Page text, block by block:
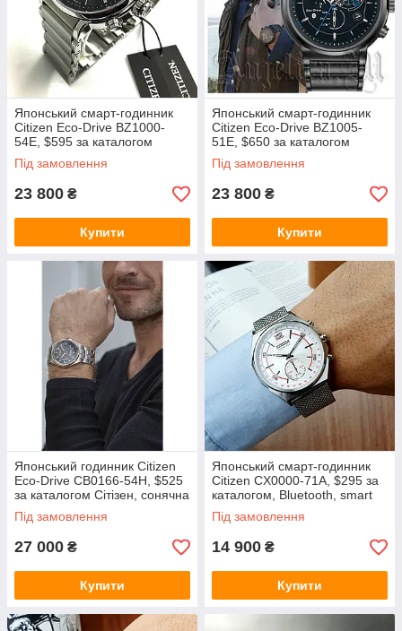
Японський смарт-годинник
Citizen Eco-Drive BZ1000-
54E, $595 за каталогом
Сітізен, сонячна батарея,
Bluetooth
Під замовлення
23 800 ₴
Купити
Японський смарт-годинник
Citizen Eco-Drive BZ1005-
51E, $650 за каталогом
Сітізен, сонячна батарея,
Bluetooth
Під замовлення
23 800 ₴
Купити
Японський годинник Citizen
Eco-Drive CB0166-54H, $525
за каталогом Сітізен, сонячна
батарея, радіосинхронізація
Під замовлення
27 000 ₴
Купити
Японський смарт-годинник
Citizen CX0000-71A, $295 за
каталогом, Bluetooth, smart
watch, розумний годинник
Під замовлення
14 900 ₴
Купити